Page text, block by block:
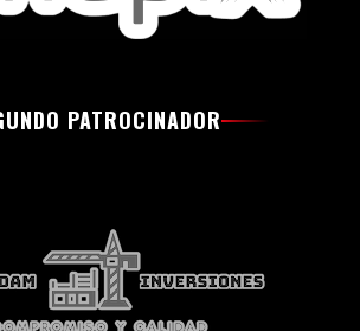
PATROCINADOR